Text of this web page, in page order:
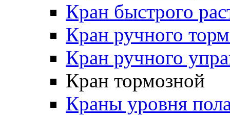
Кран быстрого
Кран ручного
Кран ручного
Кран тормозной
Краны уровня